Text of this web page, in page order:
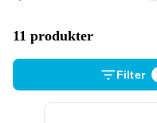
11 produkter
Filter